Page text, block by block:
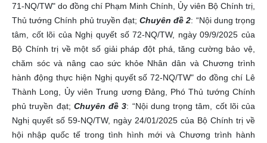
71-NQ/TW" do đồng chí Phạm Minh Chính, Ủy viên Bộ Chính trị,
Thủ tướng Chính phủ truyền đạt;Chuyên đề 2: “Nội dung trọng
tâm, cốt lõi của Nghị quyết số 72-NQ/TW, ngày 09/9/2025 của
Bộ Chính trị về một số giải pháp đột phá, tăng cường bảo vệ,
chăm sóc và nâng cao sức khỏe Nhân dân và Chương trình
hành động thực hiện Nghị quyết số 72-NQ/TW" do đồng chí Lê
Thành Long, Ủy viên Trung ương Đảng, Phó Thủ tướng Chính
phủ truyền đạt; Chuyên đề 3: “Nội dung trọng tâm, cốt lõi của
Nghị quyết số 59-NQ/TW, ngày 24/01/2025 của Bộ Chính trị về
hội nhập quốc tế trong tình hình mới và Chương trình hành